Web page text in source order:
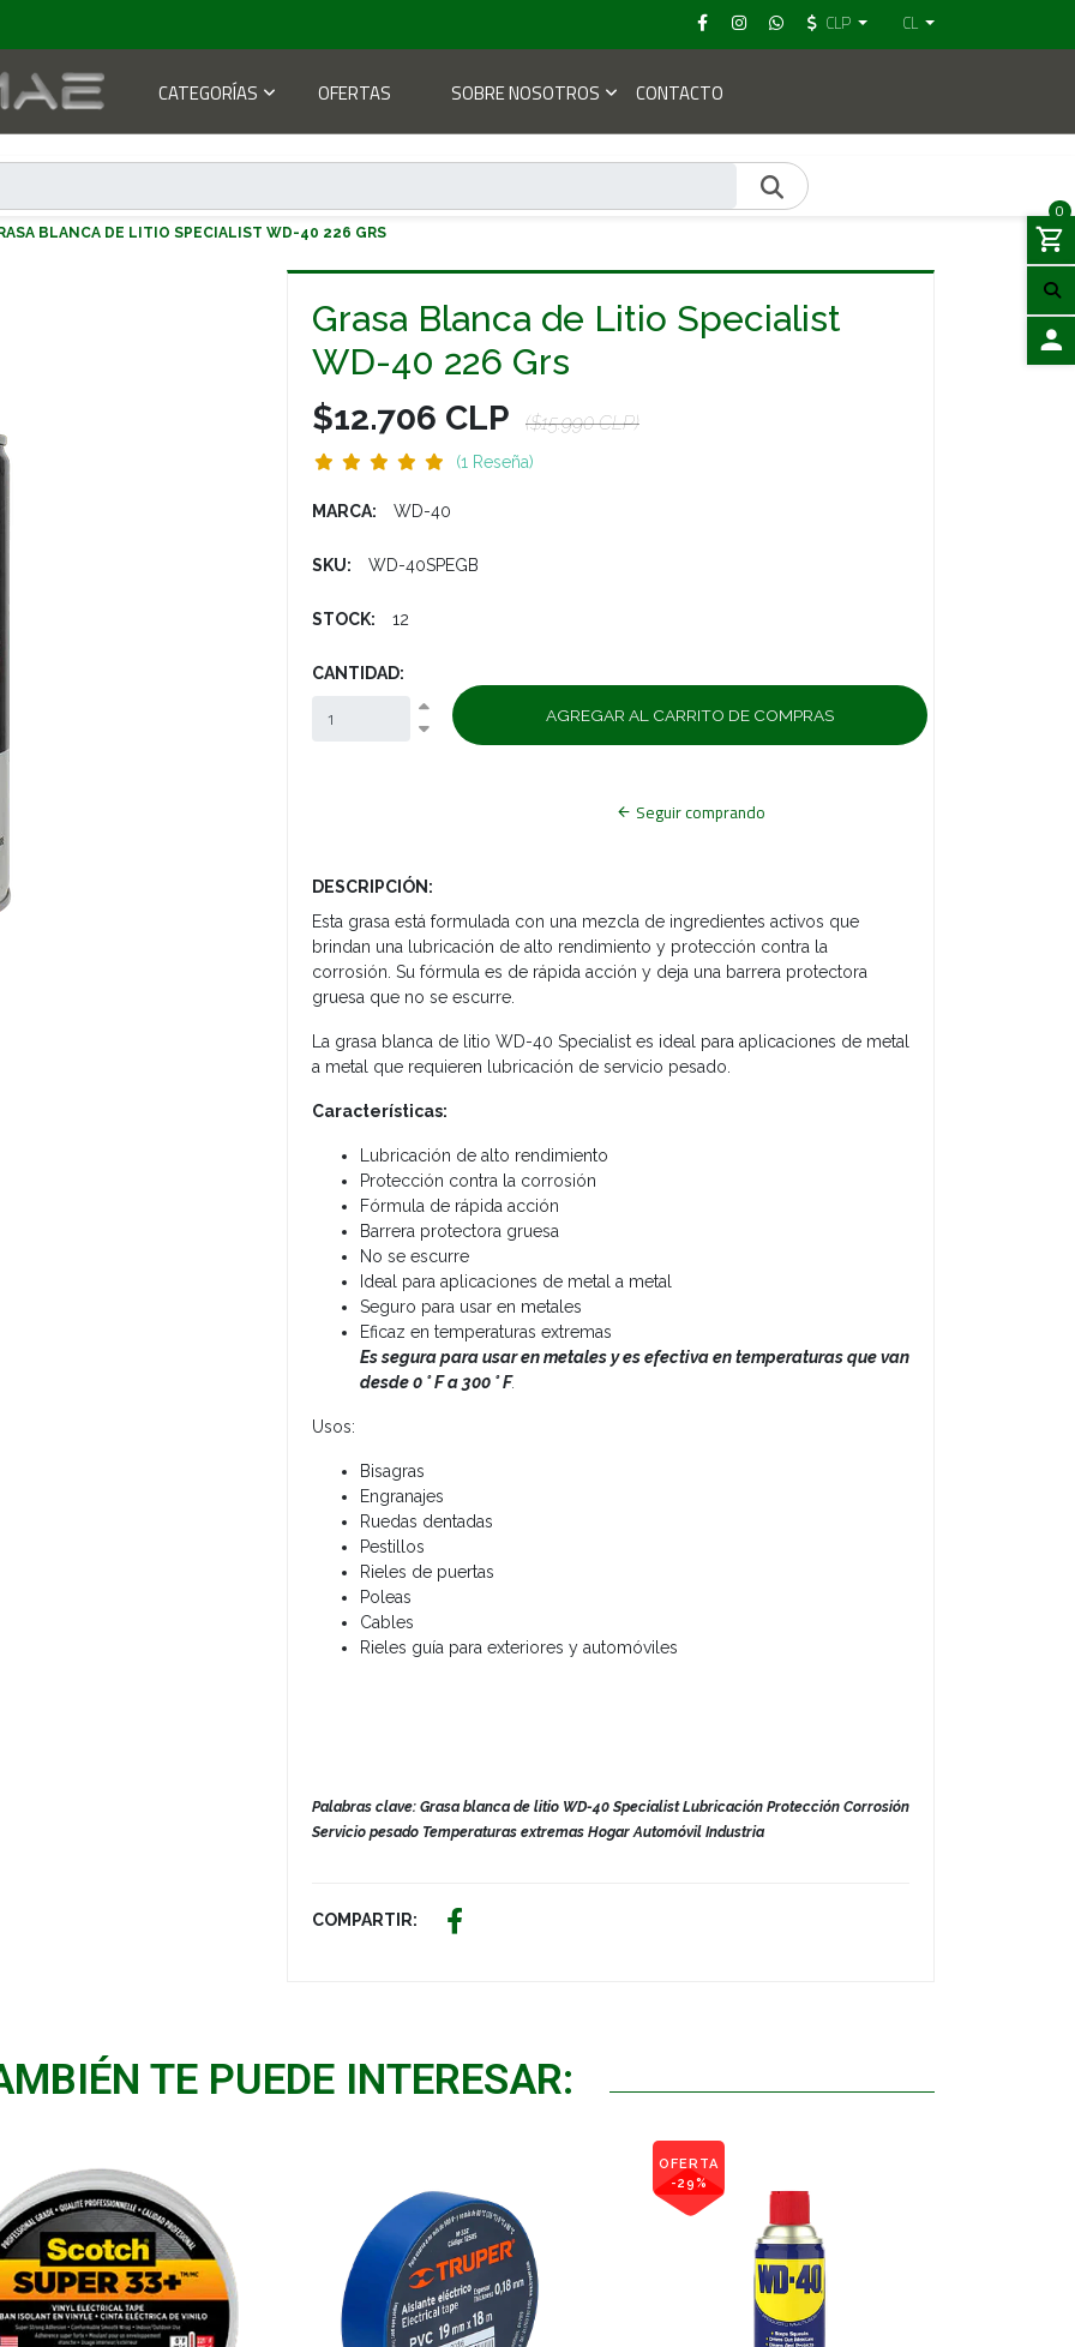
CLP CL
CATEGORÍAS OFERTAS SOBRE NOSOTROS CONTACTO
0
BLANCA DE LITIO SPECIALIST WD-40 226 GRS
Grasa Blanca de Litio Specialist
WD-40 226 Grs
$12.706 CLP ($15.990 CLP)
(1 Reseña)
MARCA: WD-40
SKU: WD-40SPEGB
STOCK: 12
CANTIDAD:
Seguir comprando
DESCRIPCIÓN:
Esta grasa está formulada con una mezcla de ingredientes activos que
brindan una lubricación de alto rendimiento y protección contra la
corrosión. Su fórmula es de rápida acción y deja una barrera protectora
gruesa que no se escurre.
La grasa blanca de litio WD-40 Specialist es ideal para aplicaciones de metal
a metal que requieren lubricación de servicio pesado.
Características:
Lubricación de alto rendimiento
Protección contra la corrosión
Fórmula de rápida acción
Barrera protectora gruesa
No se escurre
Ideal para aplicaciones de metal a metal
Seguro para usar en metales
Eficaz en temperaturas extremas
Es segura para usar en metales y es efectiva en temperaturas que van
desde 0 ° F a 300 ° F.
Usos:
Bisagras
Engranajes
Ruedas dentadas
Pestillos
Rieles de puertas
Poleas
Cables
Rieles guía para exteriores y automóviles
Palabras clave: Grasa blanca de litio WD-40 Specialist Lubricación Protección Corrosión
Servicio pesado Temperaturas extremas Hogar Automóvil Industria
COMPARTIR:
TE PUEDE INTERESAR:
OFERTA
-29%